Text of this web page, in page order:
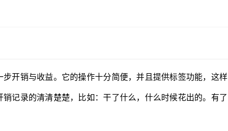
开销与收益。它的操作十分简便，并且提供标签功能，这样
记录的清清楚楚，比如：干了什么，什么时候花出的。有了